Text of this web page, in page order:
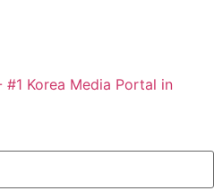
#1 Korea Media Portal in